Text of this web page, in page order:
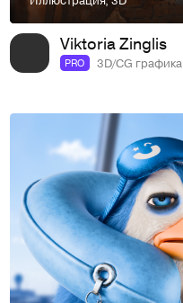
Viktoria Zinglis
PRO 3D/CG графика